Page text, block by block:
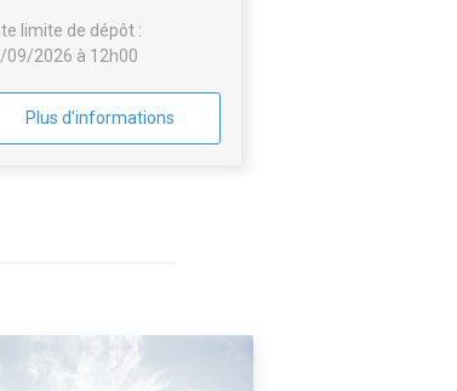
limite de dépôt :
09/2026 à 12h00
Plus d'informations